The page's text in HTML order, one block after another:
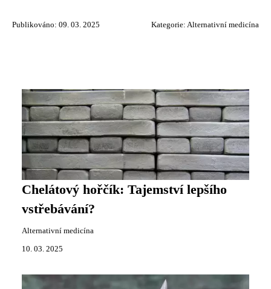
Publikováno: 09. 03. 2025 Kategorie: Alternativní medicína
Chelátový hořčík: Tajemství lepšího
vstřebávání?
Alternativní medicína
10. 03. 2025